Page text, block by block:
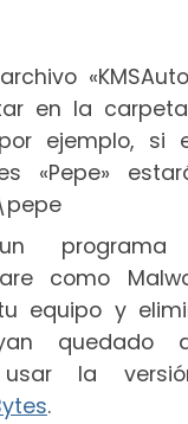
en la
ejemplo, si
«Pepe»
como
equipo y
quedado
usar la
.